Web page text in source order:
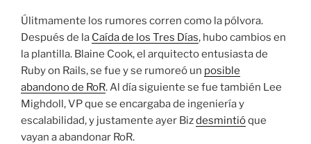
Úlitmamente los rumores corren como la pólvora.
Después de la Caída de los Tres Días, hubo cambios en
la plantilla. Blaine Cook, el arquitecto entusiasta de
Ruby on Rails, se fue y se rumoreó un posible
abandono de RoR. Al día siguiente se fue también Lee
Mighdoll, VP que se encargaba de ingeniería y
escalabilidad, y justamente ayer Bizdesmintióque
vayan a abandonar RoR.